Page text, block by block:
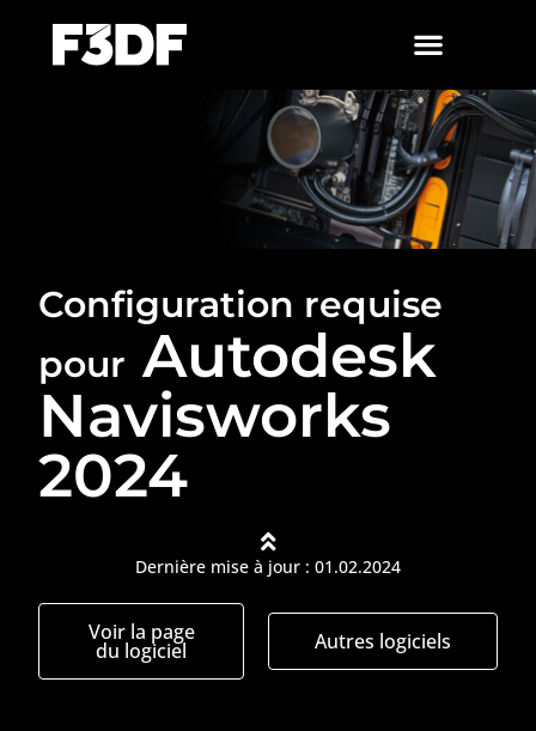
Configuration requise
pour Autodesk
Navisworks
2024
Dernière mise à jour : 01.02.2024
Voir la page
du logiciel Autres logiciels